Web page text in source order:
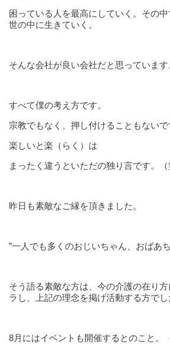
困っている人を最高にしていく。その
世の中に生きていく。
そんな会社が良い会社だと思っています
すべて僕の考え方です。
宗教でもなく、押し付けることもないで
楽しいと楽（らく）は
まったく違うといただの独り言です。（
昨日も素敵なご縁を頂きました。
”一人でも多くのおじいちゃん、おばあ
そう語る素敵な方は、今の介護の在り
ラし、上記の理念を掲げ活動する方でし
8月にはイベントも開催するとのこと。